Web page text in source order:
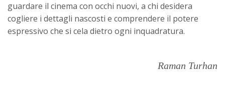
guardare il cinema con occhi nuovi, a chi desidera
cogliere i dettagli nascosti e comprendere il potere
espressivo che si cela dietro ogni inquadratura.
Raman Turhan